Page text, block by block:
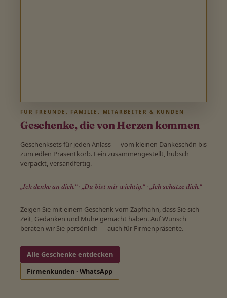
FÜR FREUNDE, FAMILIE, MITARBEITER & KUNDEN
Geschenke, die von Herzen kommen
Geschenksets für jeden Anlass — vom kleinen Dankeschön bis
zum edlen Präsentkorb. Fein zusammengestellt, hübsch
verpackt, versandfertig.
„Ich denke an dich.“ · „Du bist mir wichtig.“ · „Ich schätze dich.“
Zeigen Sie mit einem Geschenk vom Zapfhahn, dass Sie sich
Zeit, Gedanken und Mühe gemacht haben. Auf Wunsch
beraten wir Sie persönlich — auch für Firmenpräsente.
Alle Geschenke entdecken
Firmenkunden · WhatsApp